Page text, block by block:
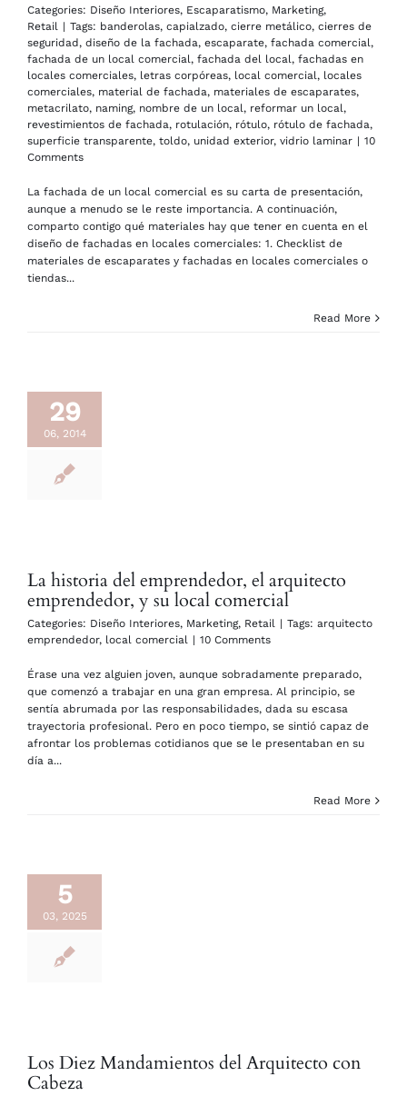
Categories: Diseño Interiores, Escaparatismo, Marketing,
Retail | Tags: banderolas, capialzado, cierre metálico, cierres de
seguridad, diseño de la fachada, escaparate, fachada comercial ,
fachada de un local comercial , fachada del local , fachadas en
locales comerciales, letras corpóreas, local comercial , locales
comerciales, material de fachada, materiales de escaparates,
metacrilato, naming, nombre de un local , reformar un local ,
revestimientos de fachada, rotulación, rótulo, rótulo de fachada,
superficie transparente, toldo, unidad exterior, vidrio laminar | 10
Comments
La fachada de un local comercial es su carta de presentación,
aunque a menudo se le reste importancia. A continuación,
comparto contigo qué materiales hay que tener en cuenta en el
diseño de fachadas en locales comerciales: 1. Checklist de
materiales de escaparates y fachadas en locales comerciales o
tiendas...
Read More
29
06, 2014
La historia del emprendedor, el arquitecto
emprendedor, y su local comercial
Categories: Diseño Interiores, Marketing, Retail | Tags: arquitecto
emprendedor, local comercial | 10 Comments
Érase una vez alguien joven, aunque sobradamente preparado,
que comenzó a trabajar en una gran empresa. Al principio, se
sentía abrumada por las responsabilidades, dada su escasa
trayectoria profesional. Pero en poco tiempo, se sintió capaz de
afrontar los problemas cotidianos que se le presentaban en su
día a...
Read More
5
03, 2025
Los Diez Mandamientos del Arquitecto con
Cabeza